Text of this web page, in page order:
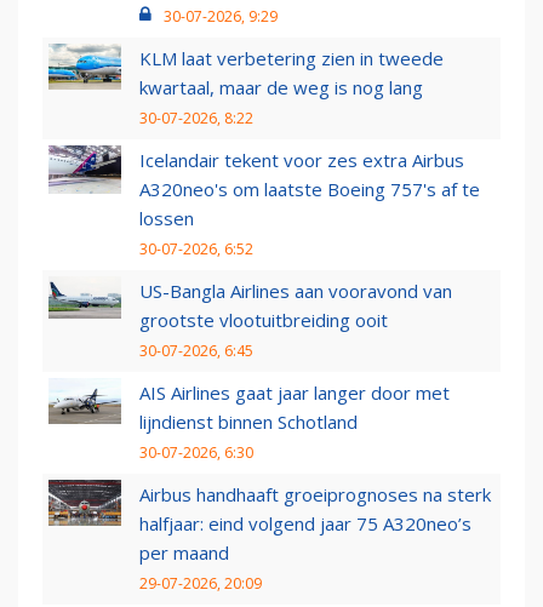
30-07-2026, 9:29
KLM laat verbetering zien in tweede
kwartaal, maar de weg is nog lang
30-07-2026, 8:22
Icelandair tekent voor zes extra Airbus
A320neo's om laatste Boeing 757's af te
lossen
30-07-2026, 6:52
US-Bangla Airlines aan vooravond van
grootste vlootuitbreiding ooit
30-07-2026, 6:45
AIS Airlines gaat jaar langer door met
lijndienst binnen Schotland
30-07-2026, 6:30
Airbus handhaaft groeiprognoses na sterk
halfjaar: eind volgend jaar 75 A320neo’s
per maand
29-07-2026, 20:09